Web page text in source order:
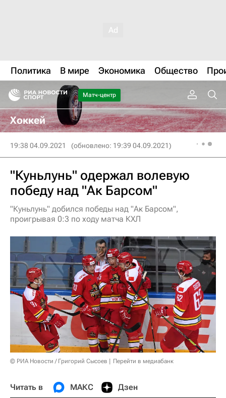
Политика В мире Экономика Общество
Матч-центр
Хоккей
19:38 04.09.2021 (обновлено: 19:39 04.09.2021)
"Куньлунь" одержал волевую
победу над "Ак Барсом"
"Куньлунь" добился победы над "Ак Барсом",
проигрывая 0:3 по ходу матча КХЛ
© РИА Новости / Григорий Сысоев Перейти в медиабанк
Читать в МАКС Дзен